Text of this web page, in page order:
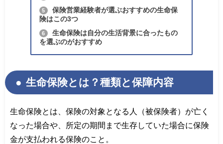
5
保険営業経験者が選ぶおすすめの生命保
険はこの3つ
6
生命保険は自分の生活背景に合ったもの
を選ぶのがおすすめ
生命保険とは？種類と保障内容
生命保険とは、保険の対象となる人（被保険者）が亡く
なった場合や、所定の期間まで生存していた場合に保険
金が支払われる保険のこと。